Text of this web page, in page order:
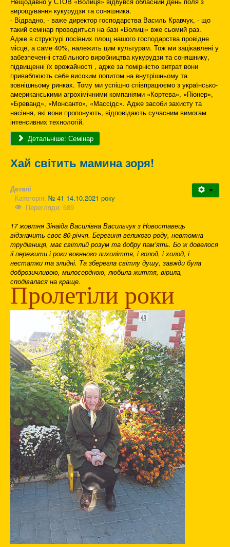
вирощування кукурудзи та соняшника.
- Відрадно, - важе директор господарства Василь Кравчук, - що
такий семінар проводиться на базі «Волиці» вже сьомий раз.
Адже в структурі посівних площ нашого господарства провідне
місце, а саме 40%, належить цим культурам. Тож ми зацікавлені у
забезпеченні стабільного виробництва кукурудзи та соняшнику,
підвищенні їх врожайності , адже за помірністю витрат вони
приваблюють себе високим попитом на внутрішньому та
зовнішньому ринках. Тому ми успішно співпрацюємо з українсько-
американськими агрохімічними компаніями «Кортева», «Піонер»,
«Бреванд», «Монсанто», «Массідс». Адже засоби захисту та
насіння, які вони пропонують, відповідають сучасним вимогам
інтенсивних технологій.
Детальніше: Семінар
Хай світить мамина зоря!
Деталі
Категорія: № 41 14.10.2021 року
Перегляди: 689
17 жовтня Зінаїда Василівна Васильчук з Новоставець
відзначить своє 80-річчя. Берегиня великого роду, невтомна
трудівниця, має світлий розум та добру пам’ять. Бо ж довелося
її пережити і роки воєнного лихоліття, і голод, і холод, і
нестатки та злидні. Та зберегла світлу душу, завжди була
доброзичливою, милосердною, любила життя, вірила,
сподівалася на краще.
Пролетіли роки